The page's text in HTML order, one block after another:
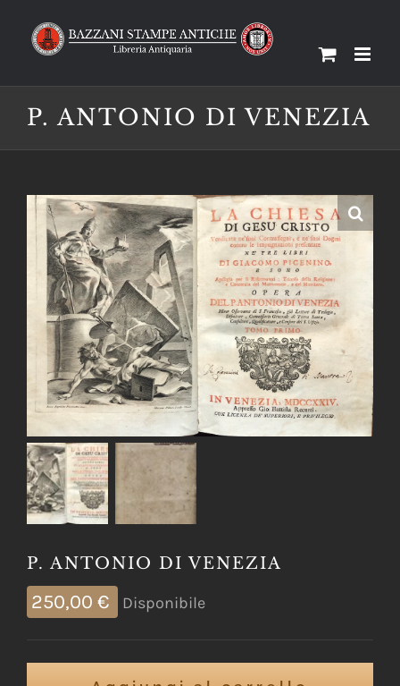
P. ANTONIO DI VENEZIA
P. ANTONIO DI VENEZIA
250,00 € Disponibile